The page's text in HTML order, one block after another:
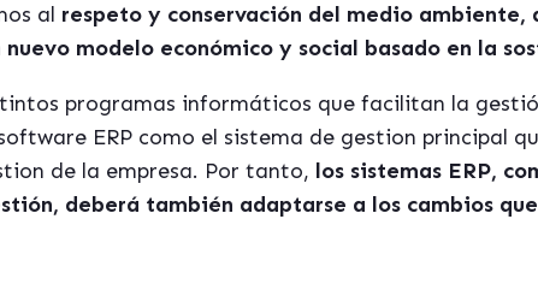
al respeto y conservación del medio
nuevo modelo económico y social basado en la
programas informáticos que facilitan la
ERP como el sistema de gestion principal
de la empresa. Por tanto, los sistemas ERP,
deberá también adaptarse a los cambios